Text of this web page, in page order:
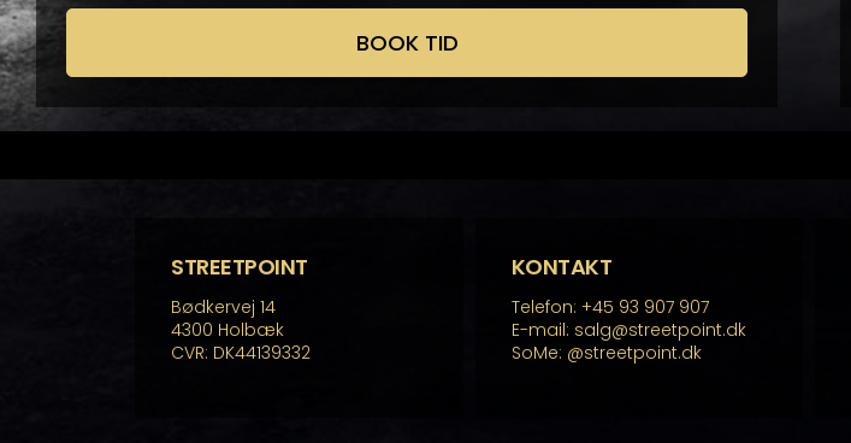
BOOK TID
STREETPOINT
Bødkervej 14
4300 Holbæk
CVR: DK44139332
KONTAKT
Telefon: +45 93 907 907
E-mail: salg@streetpoint.dk
SoMe: @streetpoint.dk